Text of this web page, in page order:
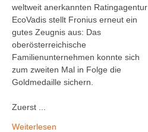
weltweit anerkannten Ratingagentur
EcoVadis stellt Fronius erneut ein
gutes Zeugnis aus: Das
oberösterreichische
Familienunternehmen konnte sich
zum zweiten Mal in Folge die
Goldmedaille sichern.
Zuerst ...
Weiterlesen